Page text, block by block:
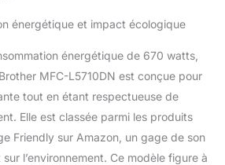
énergétique et impact écologique
énergétique de 670 watts,
MFC-L5710DN est conçue pour
tout en étant respectueuse de
Elle est classée parmi les produits
Friendly sur Amazon, un gage de son
l’environnement. Ce modèle figure à